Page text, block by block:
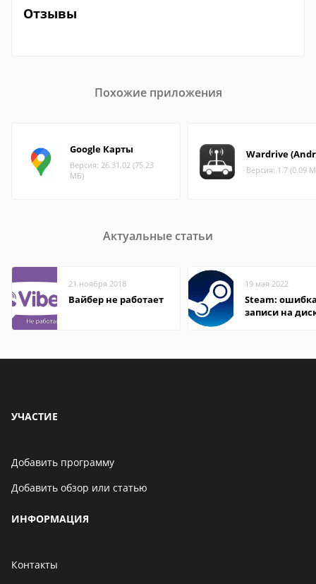
Отзывы
Похожие приложения
Google Карты
Версия: 26.31.02 (75.23
МБ)
Wardrive
Версия: 1.7 (0.09
Актуальные статьи
21 ноября 2018
Вайбер не работает
19 мая 2022
Steam:
записи на
УЧАСТИЕ
Добавить программу
Добавить обзор или статью
ИНФОРМАЦИЯ
Контакты